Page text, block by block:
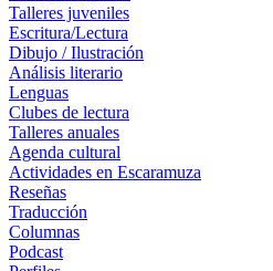
Talleres juveniles
Escritura/Lectura
Dibujo / Ilustración
Análisis literario
Lenguas
Clubes de lectura
Talleres anuales
Agenda cultural
Actividades en Escaramuza
Reseñas
Traducción
Columnas
Podcast